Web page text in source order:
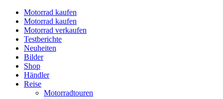
Motorrad kaufen
Motorrad kaufen
Motorrad verkaufen
Testberichte
Neuheiten
Bilder
Shop
Händler
Reise
Motorradtouren